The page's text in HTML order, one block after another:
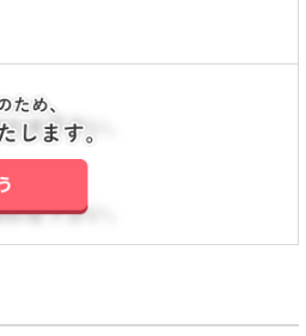
せ下さい。
せ下さい。